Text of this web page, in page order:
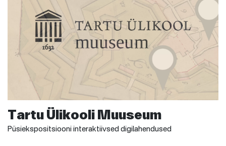
Tartu Ülikooli Muuseum
Püsiekspositsiooni interaktiivsed digilahendused